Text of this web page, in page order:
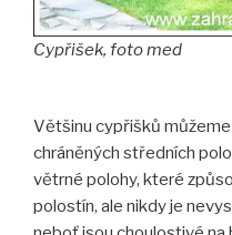
Cypřišek, foto med
Většinu cypřišků můžeme
chráněných středních
větrné polohy, které
polostín, ale nikdy je